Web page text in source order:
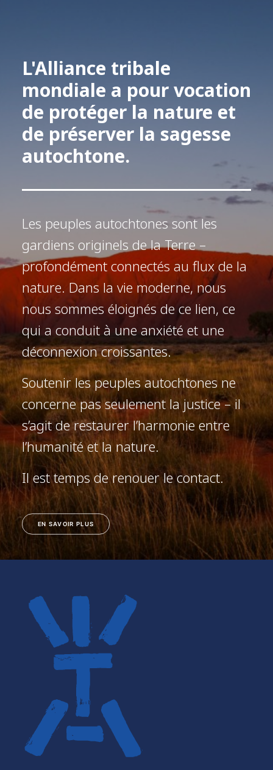
L'Alliance tribale
mondiale a pour vocation
de protéger la nature et
de préserver la sagesse
autochtone.
Les peuples autochtones sont les
gardiens originels de la Terre –
profondément connectés au flux de la
nature. Dans la vie moderne, nous
nous sommes éloignés de ce lien, ce
qui a conduit à une anxiété et une
déconnexion croissantes.
Soutenir les peuples autochtones ne
concerne pas seulement la justice – il
s’agit de restaurer l’harmonie entre
l’humanité et la nature.
Il est temps de renouer le contact.
EN SAVOIR PLUS